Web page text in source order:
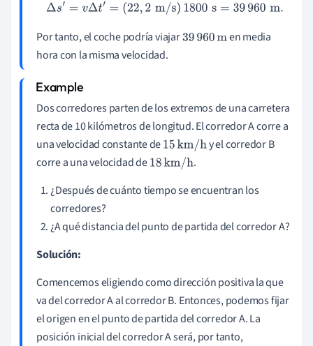
Δs′= vΔt ′=(22,2m/s)1800s=39960 m.
Por tanto, el coche podría viajar39960m
en media
hora con la misma velocidad.
Dos corredores parten de los extremos de una carretera
recta de 10 kilómetros de longitud. El corredor A corre a
una velocidad constante de15km/h
y el corredor B
corre a una velocidad de18km/h .
¿Después de cuánto tiempo se encuentran los
corredores?
¿A qué distancia del punto de partida del corredor A?
Solución:
Comencemos eligiendo como dirección positiva la que
va del corredor A al corredor B. Entonces, podemos fijar
el origen en el punto de partida del corredor A. La
posición inicial del corredor A será, por tanto,